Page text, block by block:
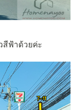
สีฟ้าด้วยค่ะ